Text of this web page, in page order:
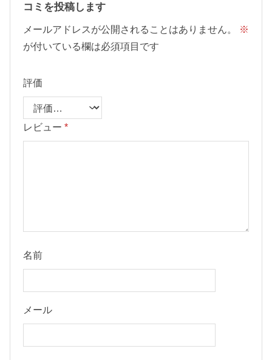
コミを投稿します
メールアドレスが公開されることはありません。
※
が付いている欄は必須項目です
評価
レビュー *
名前
メール